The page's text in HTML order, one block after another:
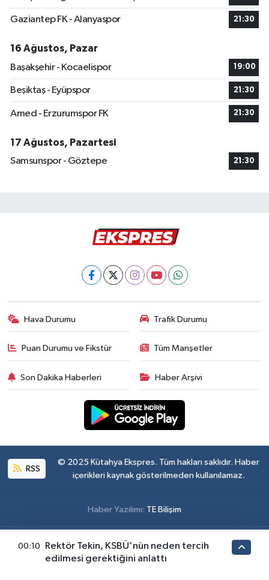
Gaziantep FK - Alanyaspor 21:30
16 Ağustos, Pazar
Başakşehir - Kocaelispor
19:00
Beşiktaş - Eyüpspor 21:30
Amed - Erzurumspor FK 21:30
17 Ağustos, Pazartesi
Samsunspor - Göztepe
21:30
Hava Durumu Trafik Durumu
Puan Durumu ve Fikstür Tüm Manşetler
Son Dakika Haberleri Haber Arşivi
RSS
© 2025 Kütahya Ekspres. Tüm hakları saklıdır. Haber
içerikleri kaynak gösterilmeden kullanılamaz.
Haber Yazılımı: TE Bilişim
00:10
Rektör Tekin, KSBÜ'nün neden tercih
edilmesi gerektiğini anlattı